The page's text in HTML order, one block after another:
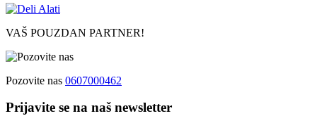
VAŠ POUZDAN PARTNER!
Pozovite nas 0607000462
Prijavite se na naš newsletter